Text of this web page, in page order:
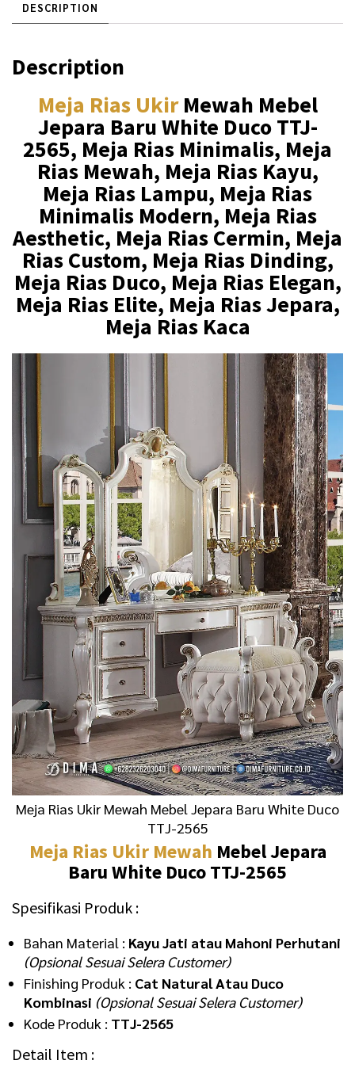
DESCRIPTION
Description
Meja Rias UkirMewah Mebel
Jepara Baru White Duco TTJ-
2565, Meja Rias Minimalis, Meja
Rias Mewah, Meja Rias Kayu,
Meja Rias Lampu, Meja Rias
Minimalis Modern, Meja Rias
Aesthetic, Meja Rias Cermin, Meja
Rias Custom, Meja Rias Dinding,
Meja Rias Duco, Meja Rias Elegan,
Meja Rias Elite, Meja Rias Jepara,
Meja Rias Kaca
Meja Rias Ukir Mewah Mebel Jepara Baru White Duco
TTJ-2565
Meja Rias Ukir Mewah Mebel Jepara
Baru White Duco TTJ-2565
Spesifikasi Produk :
Bahan Material : Kayu Jati atau Mahoni Perhutani
(Opsional Sesuai Selera Customer)
Finishing Produk : Cat Natural Atau Duco
Kombinasi (Opsional Sesuai Selera Customer)
Kode Produk : TTJ-2565
Detail Item :